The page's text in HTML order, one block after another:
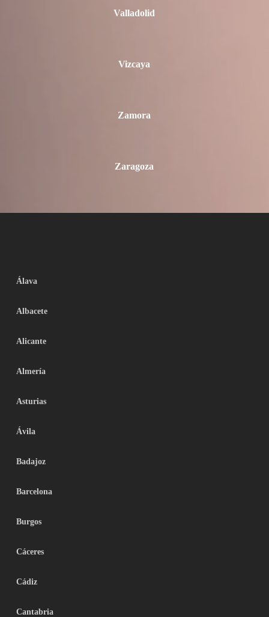
Valladolid
Vizcaya
Zamora
Zaragoza
Álava
Albacete
Alicante
Almería
Asturias
Ávila
Badajoz
Barcelona
Burgos
Cáceres
Cádiz
Cantabria